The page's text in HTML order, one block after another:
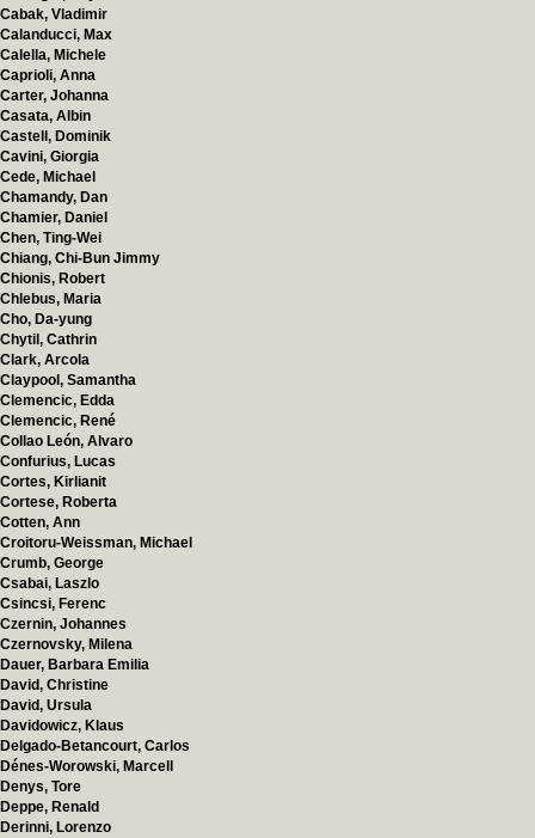
Cabak, Vladimir
Calanducci, Max
Calella, Michele
Caprioli, Anna
Carter, Johanna
Casata, Albin
Castell, Dominik
Cavini, Giorgia
Cede, Michael
Chamandy, Dan
Chamier, Daniel
Chen, Ting-Wei
Chiang, Chi-Bun Jimmy
Chionis, Robert
Chlebus, Maria
Cho, Da-yung
Chytil, Cathrin
Clark, Arcola
Claypool, Samantha
Clemencic, Edda
Clemencic, René
Collao León, Alvaro
Confurius, Lucas
Cortes, Kirlianit
Cortese, Roberta
Cotten, Ann
Croitoru-Weissman, Michael
Crumb, George
Csabai, Laszlo
Csincsi, Ferenc
Czernin, Johannes
Czernovsky, Milena
Dauer, Barbara Emilia
David, Christine
David, Ursula
Davidowicz, Klaus
Delgado-Betancourt, Carlos
Dénes-Worowski, Marcell
Denys, Tore
Deppe, Renald
Derinni, Lorenzo